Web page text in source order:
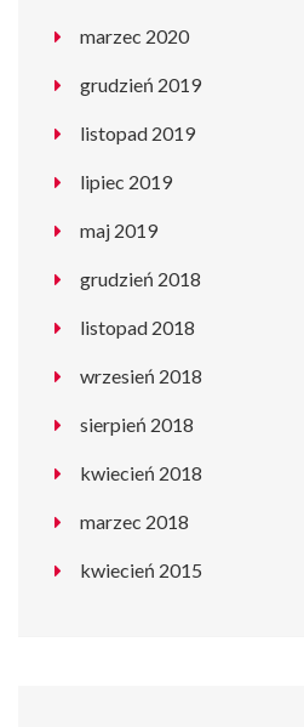
marzec 2020
grudzień 2019
listopad 2019
lipiec 2019
maj 2019
grudzień 2018
listopad 2018
wrzesień 2018
sierpień 2018
kwiecień 2018
marzec 2018
kwiecień 2015